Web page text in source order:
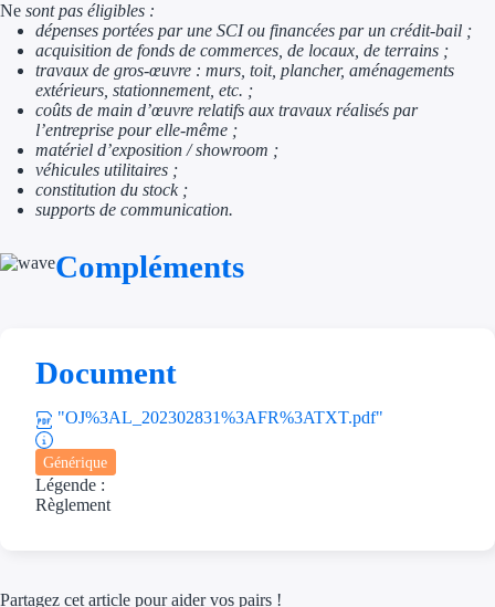
Outre-mer
Aides Région
Ne sont pas éligibles :
dépenses portées par une SCI ou financées par un crédit-bail ;
acquisition de fonds de commerces, de locaux, de terrains ;
travaux de gros-œuvre : murs, toit, plancher, aménagements
extérieurs, stationnement, etc. ;
coûts de main d’œuvre relatifs aux travaux réalisés par
l’entreprise pour elle-même ;
matériel d’exposition / showroom ;
véhicules utilitaires ;
constitution du stock ;
supports de communication.
Compléments
Document
"OJ%3AL_202302831%3AFR%3ATXT.pdf"
Générique
Légende :
Règlement
Partagez cet article pour aider vos pairs !